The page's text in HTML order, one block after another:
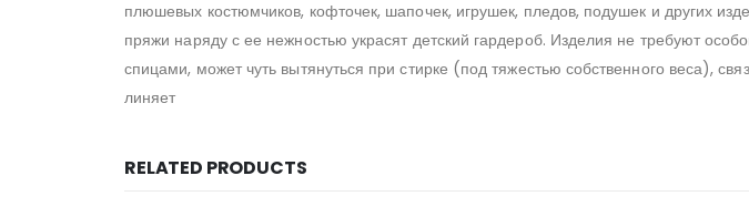
плюшевых костюмчиков, кофточек, шапочек, игрушек, пледов, подушек и других
пряжи наряду с ее нежностью украсят детский гардероб. Изделия не требуют
спицами, может чуть вытянуться при стирке (под тяжестью собственного веса),
линяет
RELATED PRODUCTS